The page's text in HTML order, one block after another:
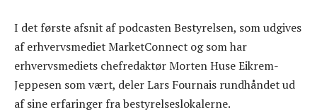
I det første afsnit af podcasten Bestyrelsen, som udgives
af erhvervsmediet MarketConnect og som har
erhvervsmediets chefredaktør Morten Huse Eikrem-
Jeppesen som vært, deler Lars Fournais rundhåndet ud
af sine erfaringer fra bestyrelseslokalerne.